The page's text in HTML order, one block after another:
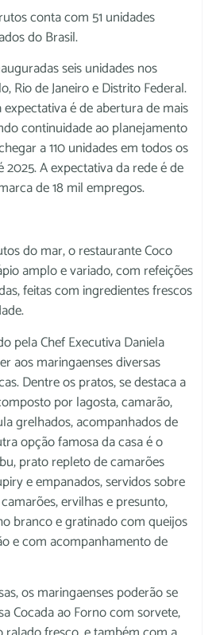
conta com 51 unidades
do Brasil.
seis unidades nos
Rio de Janeiro e Distrito Federal.
é de abertura de mais
continuidade ao planejamento
a 110 unidades em todos os
2025. A expectativa da rede é de
de 18 mil empregos.
do mar, o restaurante Coco
amplo e variado, com refeições
feitas com ingredientes frescos
pela Chef Executiva Daniela
aos maringaenses diversas
Dentre os pratos, se destaca a
por lagosta, camarão,
grelhados, acompanhados de
opção famosa da casa é o
prato repleto de camarões
e empanados, servidos sobre
ervilhas e presunto,
branco e gratinado com queijos
e com acompanhamento de
os maringaenses poderão se
Cocada ao Forno com sorvete,